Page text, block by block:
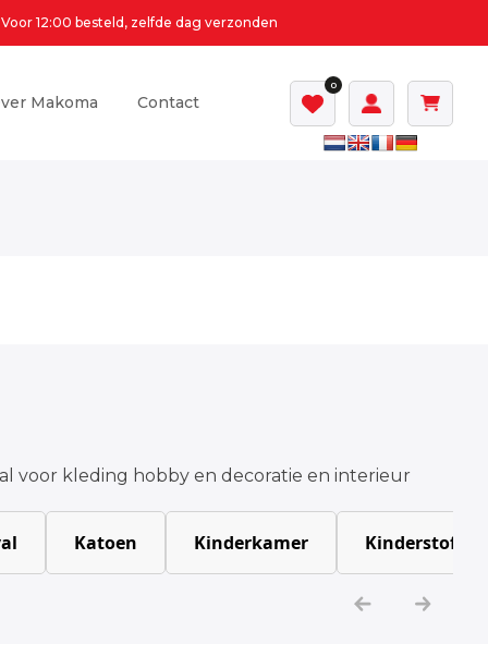
Voor 12:00 besteld, zelfde dag verzonden
Makoma Contact
0
voor kleding hobby en decoratie en interieur
Katoen Kinderkamer Kinderstoffen